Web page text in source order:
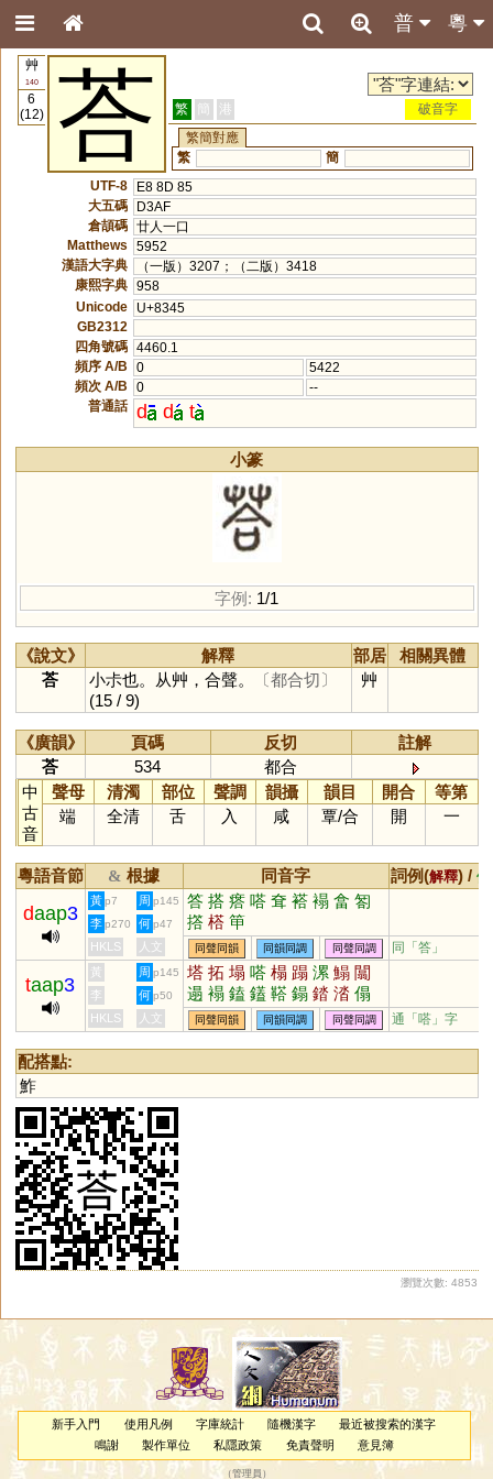
粵
普
艸
140
6
(12)
荅 繁 簡 港
破音字
繁簡對應
繁
簡
UTF-8
E8 8D 85
大五碼
D3AF
倉頡碼 廿人一口
Matthews
5952
漢語大字典
（一版）3207；（二版）3418
康熙字典 958
Unicode
U+8345
GB2312
四角號碼 4460.1
頻序 A/B
0
5422
頻次 A/B
0
--
普通話 d d t
小篆
字例: 1/1
《說文》 解釋 部居
相關異體
荅
小尗也。从艸，合聲。
〔都合切〕
(15 / 9)
艸
《廣韻》 頁碼 反切
註解
荅
534
都合
中
古
音
聲母 清濁 部位 聲調 韻攝 韻目 開合
等第
端
全清 舌 入 咸 覃/合 開 一
粵語音節 & 根據 同音字 詞例(解釋) /
daap3
黃 p7 周 p145 答 搭 瘩 嗒 耷 褡 褟 畣 匒
撘 榙 笚
李 p270 何 p47
HKLS 人文 同聲同韻 同韻同調 同聲同調 同「答 」
taap3
黃 周 p145 塔 拓 塌 嗒 榻 蹋 漯 鰨 闒
遢 褟 鎑 鑉 鞳 鎉 錔 涾 傝
搨 毾 誻
李 何 p50
HKLS 人文 同聲同韻 同韻同調 同聲同調 通「嗒」字
配搭點:
鮓
瀏覽次數: 4853
新手入門 使用凡例 字庫統計 隨機漢字
最近被搜索的漢字
鳴謝
製作單位 私隱政策 免責聲明 意見簿
（管理員 ）